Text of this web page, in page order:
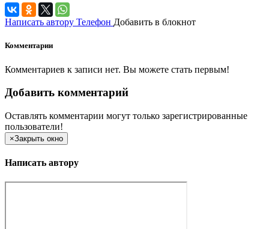
Написать автору Телефон Добавить в блокнот
Комментарии
Комментариев к записи нет. Вы можете стать первым!
Добавить комментарий
Оставлять комментарии могут только зарегистрированные
пользователи!
×Закрыть окно
Написать автору